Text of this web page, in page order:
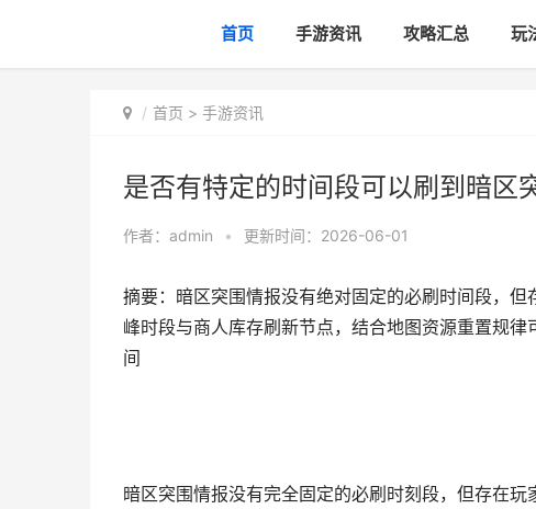
首页 手游资讯 攻略汇总 玩
首页 > 手游资讯
是否有特定的时间段可以刷到暗区
作者： admin • 更新时间：2026-06-01
摘要：暗区突围情报没有绝对固定的必刷时间段，
峰时段与商人库存刷新节点，结合地图资源重置规
间
暗区突围情报没有完全固定的必刷时刻段，但存在